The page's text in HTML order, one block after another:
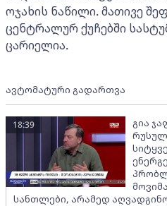
ოჯახის ნაწილი. მათივე
ცენტრალურ ქუჩებში
ცარიელია.
ავტომატური გადართვა
გია
სანთლები, არამედ
18:39